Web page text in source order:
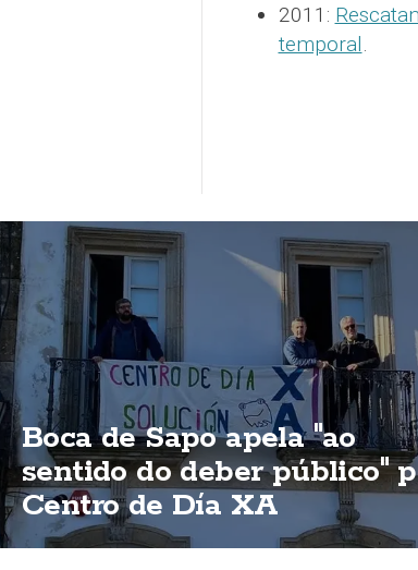
2011:
temporal
Boca de Sapo apela "ao
sentido do deber público"
Centro de Día XA